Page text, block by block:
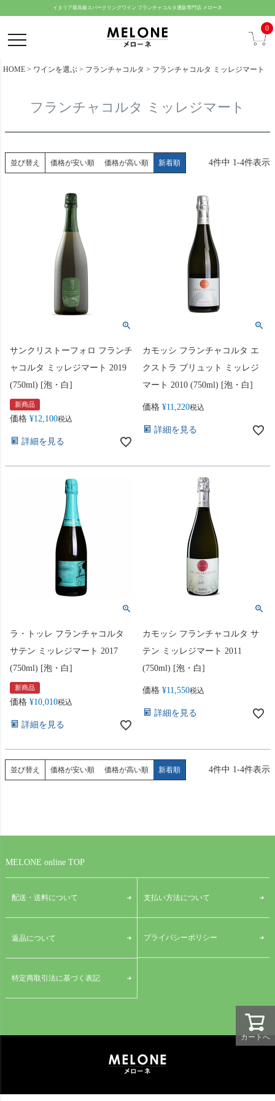
イタリア最高級スパークリングワイン フランチャコルタ通販専門店 メローネ
0
HOME ワインを選ぶ フランチャコルタ フランチャコルタ ミッレジマート
フランチャコルタ ミッレジマート
並び替え 価格が安い順 価格が高い順 新着順 4件中 1-4件表示
サンクリストーフォロ フランチ
ャコルタ ミッレジマート 2019
(750ml) [泡・白]
新商品
価格 ¥12,100税込
詳細を見る
カモッシ フランチャコルタ エ
クストラ ブリュット ミッレジ
マート 2010 (750ml) [泡・白]
価格 ¥11,220税込
詳細を見る
ラ・トッレ フランチャコルタ
サテン ミッレジマート 2017
(750ml) [泡・白]
新商品
価格 ¥10,010税込
詳細を見る
カモッシ フランチャコルタ サ
テン ミッレジマート 2011
(750ml) [泡・白]
価格 ¥11,550税込
詳細を見る
並び替え 価格が安い順 価格が高い順 新着順 4件中 1-4件表示
カートへ
ジト
ップ
MELONE online TOP
配送・送料について 支払い方法について
返品について プライバシーポリシー
特定商取引法に基づく表記